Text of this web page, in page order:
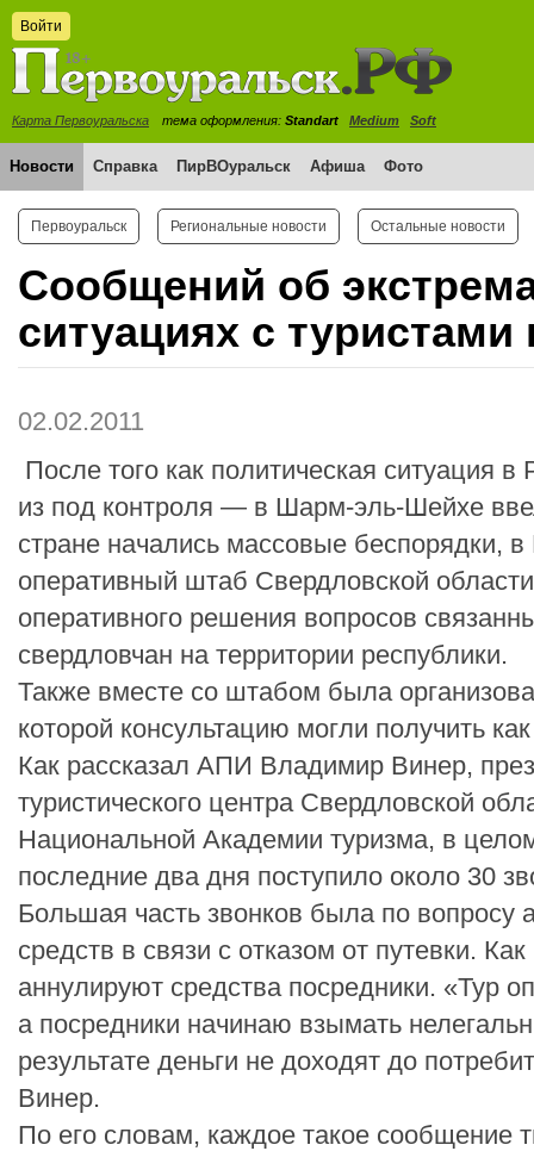
Войти
Карта Первоуральска тема оформления: Standart Medium Soft
Новости Справка ПирВОуральск Афиша Фото
Первоуральск Региональные новости Остальные новости
Сообщений об
ситуациях c туристами
02.02.2011
После того как политическая ситуация
из под контроля — в Шарм-эль-Шейхе
стране начались массовые беспорядки,
оперативный штаб Свердловской
оперативного решения вопросов
свердловчан на территории республики.
Также вместе со штабом была
которой консультацию могли получить
Как рассказал АПИ Владимир Винер,
туристического центра Свердловской
Национальной Академии туризма, в
последние два дня поступило около 30
Большая часть звонков была по вопросу
средств в связи с отказом от путевки.
аннулируют средства посредники. «Тур
а посредники начинаю взымать
результате деньги не доходят до
Винер.
По его словам, каждое такое сообщение